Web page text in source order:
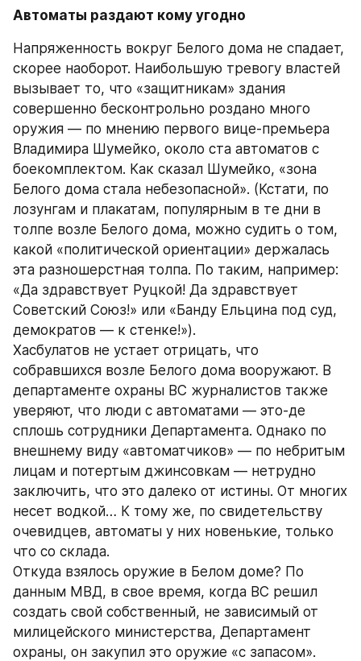
Автоматы раздают кому угодно
Напряженность вокруг Белого дома не спадает,
скорее наоборот. Наибольшую тревогу властей
вызывает то, что «защитникам» здания
совершенно бесконтрольно роздано много
оружия — по мнению первого вице-премьера
Владимира Шумейко, около ста автоматов с
боекомплектом. Как сказал Шумейко, «зона
Белого дома стала небезопасной». (Кстати, по
лозунгам и плакатам, популярным в те дни в
толпе возле Белого дома, можно судить о том,
какой «политической ориентации» держалась
эта разношерстная толпа. По таким, например:
«Да здравствует Руцкой! Да здравствует
Советский Союз!» или «Банду Ельцина под суд,
демократов — к стенке!»).
Хасбулатов не устает отрицать, что
собравшихся возле Белого дома вооружают. В
департаменте охраны ВС журналистов также
уверяют, что люди с автоматами — это-де
сплошь сотрудники Департамента. Однако по
внешнему виду «автоматчиков» — по небритым
лицам и потертым джинсовкам — нетрудно
заключить, что это далеко от истины. От многих
несет водкой… К тому же, по свидетельству
очевидцев, автоматы у них новенькие, только
что со склада.
Откуда взялось оружие в Белом доме? По
данным МВД, в свое время, когда ВС решил
создать свой собственный, не зависимый от
милицейского министерства, Департамент
охраны, он закупил это оружие «с запасом».